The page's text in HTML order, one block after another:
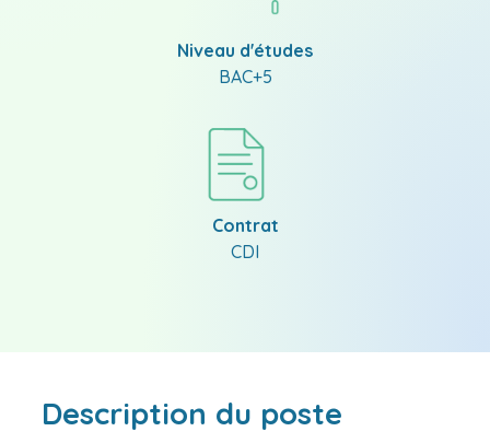
Niveau d'études
BAC+5
Contrat
CDI
Description du poste